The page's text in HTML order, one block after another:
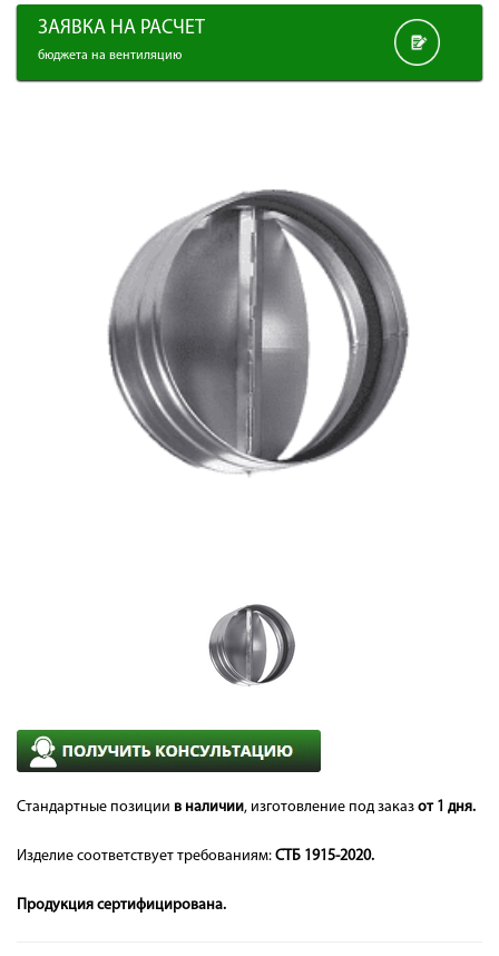
ЗАЯВКА НА РАСЧЕТ
бюджета на вентиляцию
Стандартные позиции в наличии, изготовление под заказ от 1 дня.
Изделие соответствует требованиям: СТБ 1915-2020.
Продукция сертифицирована.